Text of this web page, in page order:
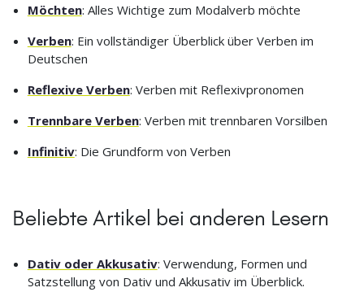
Möchten: Alles Wichtige zum Modalverb möchte
Verben: Ein vollständiger Überblick über Verben im
Deutschen
Reflexive Verben: Verben mit Reflexivpronomen
Trennbare Verben: Verben mit trennbaren Vorsilben
Infinitiv: Die Grundform von Verben
Beliebte Artikel bei anderen Lesern
Dativ oder Akkusativ: Verwendung, Formen und
Satzstellung von Dativ und Akkusativ im Überblick.